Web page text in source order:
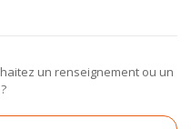
un renseignement ou un